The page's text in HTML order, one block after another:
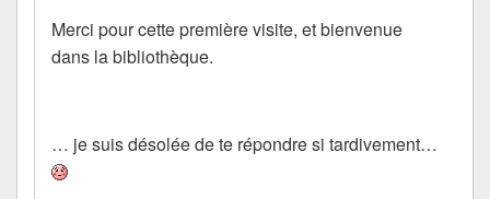
Merci pour cette première visite, et bienvenue
dans la bibliothèque.
… je suis désolée de te répondre si tardivement…